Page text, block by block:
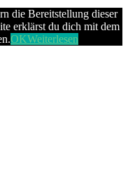
die Bereitstellung dieser
erklärst du dich mit dem
OKWeiterlesen